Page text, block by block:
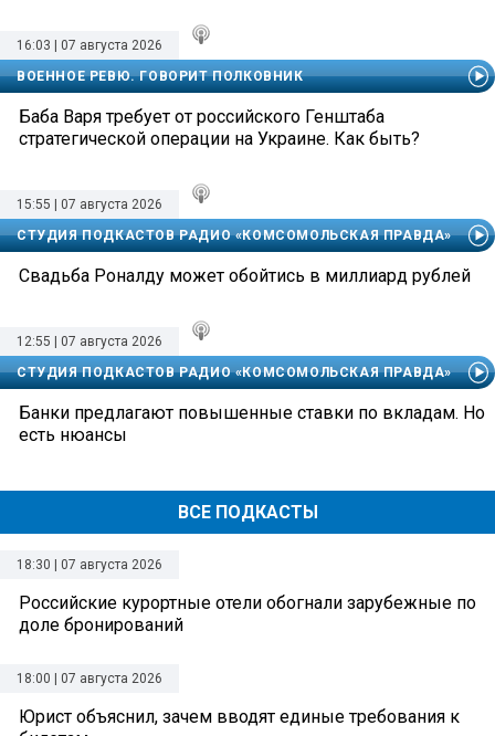
ВСЕ ПОДКАСТЫ
16:03 | 07 августа 2026
ВОЕННОЕ РЕВЮ. ГОВОРИТ ПОЛКОВНИК
Баба Варя требует от российского Генштаба
стратегической операции на Украине. Как быть?
15:55 | 07 августа 2026
СТУДИЯ ПОДКАСТОВ РАДИО «КОМСОМОЛЬСКАЯ ПРАВДА»
Свадьба Роналду может обойтись в миллиард рублей
12:55 | 07 августа 2026
СТУДИЯ ПОДКАСТОВ РАДИО «КОМСОМОЛЬСКАЯ ПРАВДА»
Банки предлагают повышенные ставки по вкладам. Но
есть нюансы
18:30 | 07 августа 2026
Российские курортные отели обогнали зарубежные по
доле бронирований
18:00 | 07 августа 2026
Юрист объяснил, зачем вводят единые требования к